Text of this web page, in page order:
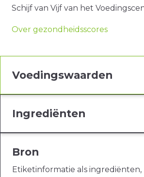
Schijf van Vijf van het
Over gezondheidsscores
Voedingswaarden
Ingrediënten
Bron
Etiketinformatie als ingrediënten,